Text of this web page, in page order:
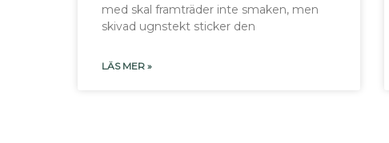
med skal framträder inte smaken, men
skivad ugnstekt sticker den
LÄS MER »